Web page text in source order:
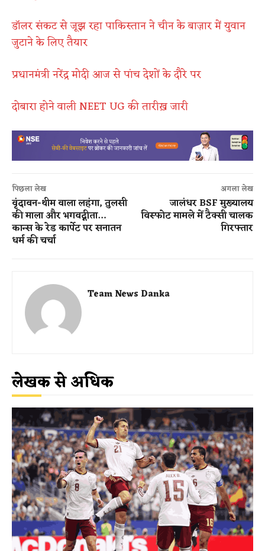
डॉलर संकट से जूझ रहा पाकिस्तान ने चीन के बाज़ार में युवान
जुटाने के लिए तैयार
प्रधानमंत्री नरेंद्र मोदी आज से पांच देशों के दौरे पर
दोबारा होने वाली NEET UG की तारीख़ जारी
पिछला लेख
वृंदावन-थीम वाला लहंगा, तुलसी
की माला और भगवद्गीता…
कान्स के रेड कार्पेट पर सनातन
धर्म की चर्चा
अगला लेख
जालंधर BSF मुख्यालय
विस्फोट मामले में टैक्सी चालक
गिरफ्तार
Team News Danka
लेखक से अधिक